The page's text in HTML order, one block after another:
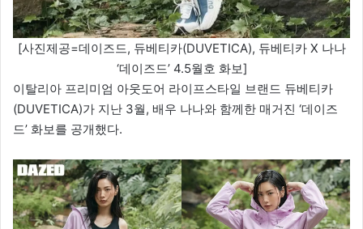
[사진제공=데이즈드, 듀베티카(DUVETICA), 듀베티카 X 나나
‘데이즈드’ 4.5월호 화보]
이탈리아 프리미엄 아웃도어 라이프스타일 브랜드 듀베티카
(DUVETICA)가 지난 3월, 배우 나나와 함께한 매거진 ‘데이즈
드’ 화보를 공개했다.